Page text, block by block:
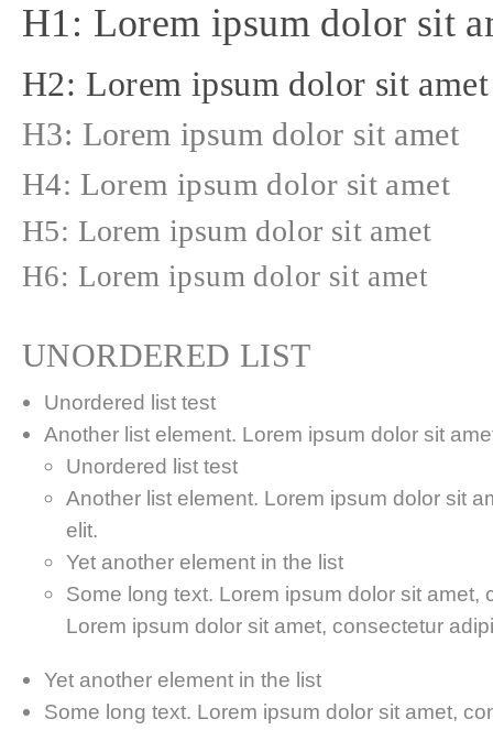
H1: Lorem ipsum dolor sit
H2: Lorem ipsum dolor sit amet
H3: Lorem ipsum dolor sit amet
H4: Lorem ipsum dolor sit amet
H5: Lorem ipsum dolor sit amet
H6: Lorem ipsum dolor sit amet
UNORDERED LIST
Unordered list test
Another list element. Lorem ipsum dolor sit
Unordered list test
Another list element. Lorem ipsum dolor sit
elit.
Yet another element in the list
Some long text. Lorem ipsum dolor sit amet,
Lorem ipsum dolor sit amet, consectetur
Yet another element in the list
Some long text. Lorem ipsum dolor sit amet,